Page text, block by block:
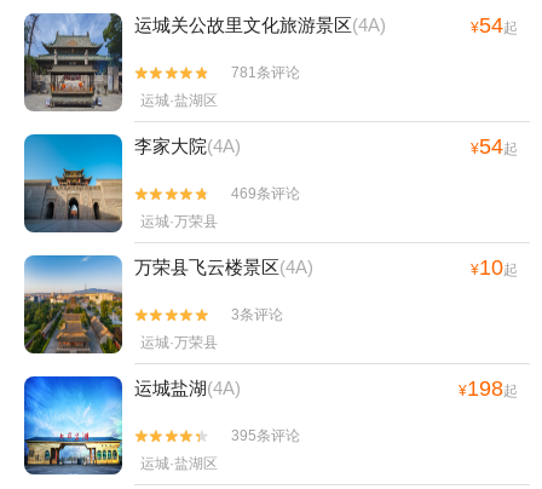
运城关公故里文化旅游景区(4A) ¥54起


781条评论
运城·盐湖区
李家大院(4A) ¥54起


469条评论
运城·万荣县
万荣县飞云楼景区(4A) ¥10起


3条评论
运城·万荣县
运城盐湖(4A) ¥198起


395条评论
运城·盐湖区